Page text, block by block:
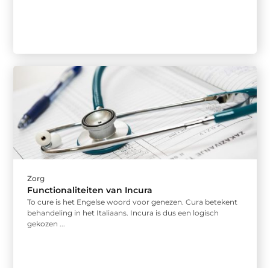
Zorg
Functionaliteiten van Incura
To cure is het Engelse woord voor genezen. Cura betekent
behandeling in het Italiaans. Incura is dus een logisch
gekozen ...